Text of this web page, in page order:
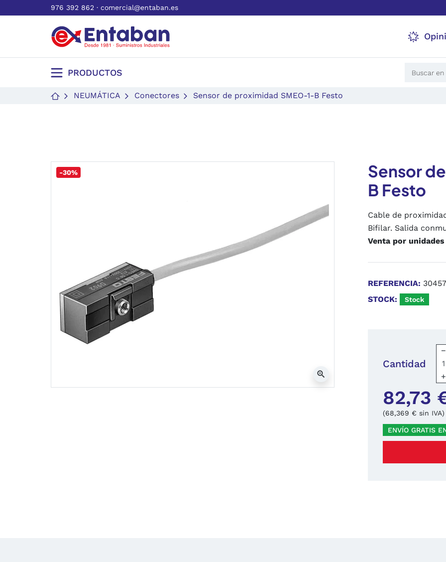
976 392 862 · comercial@entaban.es
PRODUCTOS
NEUMÁTICA Conectores Sensor de proximidad SMEO-1-B Festo
-30%
zoom_in
Sensor
B Festo
Cable de
Bifilar. Salida
Venta por unidades
REFERENCIA: 30457
STOCK:
Stock
Cantidad
−
+
82,73
(68,369 € sin IVA)
ENVÍO GRATIS